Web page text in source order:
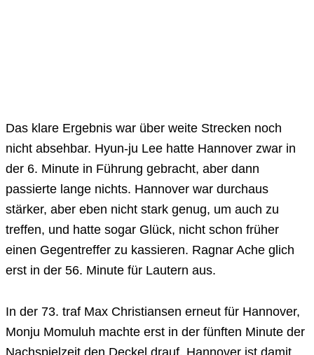
Das klare Ergebnis war über weite Strecken noch
nicht absehbar. Hyun-ju Lee hatte Hannover zwar in
der 6. Minute in Führung gebracht, aber dann
passierte lange nichts. Hannover war durchaus
stärker, aber eben nicht stark genug, um auch zu
treffen, und hatte sogar Glück, nicht schon früher
einen Gegentreffer zu kassieren. Ragnar Ache glich
erst in der 56. Minute für Lautern aus.
In der 73. traf Max Christiansen erneut für Hannover,
Monju Momuluh machte erst in der fünften Minute der
Nachspielzeit den Deckel drauf. Hannover ist damit